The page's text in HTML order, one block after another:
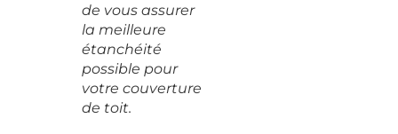
de vous assurer
la meilleure
étanchéité
possible pour
votre couverture
de toit.